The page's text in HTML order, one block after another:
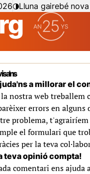
Lluna gairebé nova
a millorar el
nostra web treballem
errors en alguns
problema,
el formulari que
per la teva
teva opinió compta!
comentari ens